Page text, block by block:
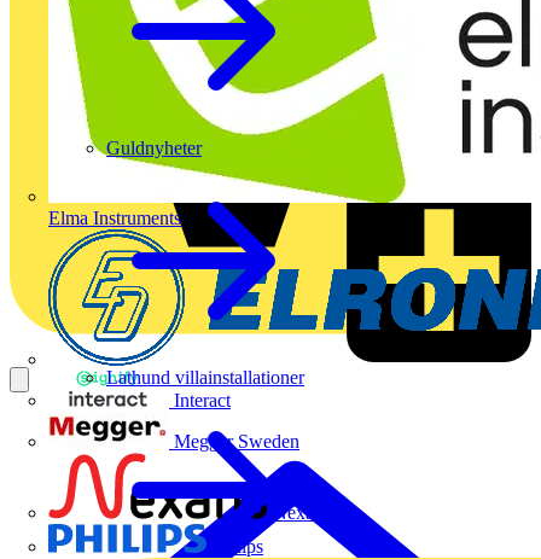
Elma Instruments
Interact
Megger Sweden
Nexans
Philips
Guldnyheter
Lathund villainstallationer